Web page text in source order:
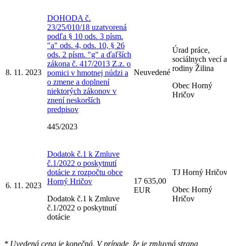
8. 11. 2023
DOHODA č.
23/25/010/18 uzatvorená
podľa § 10 ods. 3 písm.
"a" ods. 4, ods. 10, § 26
ods. 2 písm. "g" a ďaľších
zákona č. 417/2013 Z.z. o
pomici v hmotnej núdzi a
o zmene a doplnení
niektorých zákonov v
znení neskorších
predpisov
445/2023
Neuvedené
Úrad práce,
sociálnych vecí a
rodiny Žilina
Obec Horný
Hričov
6. 11. 2023
Dodatok č.1 k Zmluve
č.1/2022 o poskytnutí
dotácie z rozpočtu obce
Horný Hričov
Dodatok č.1 k Zmluve
č.1/2022 o poskytnutí
dotácie
17 635,00
EUR
TJ Horný Hričov
Obec Horný
Hričov
* Uvedená cena je konečná. V prípade, že je zmluvná strana